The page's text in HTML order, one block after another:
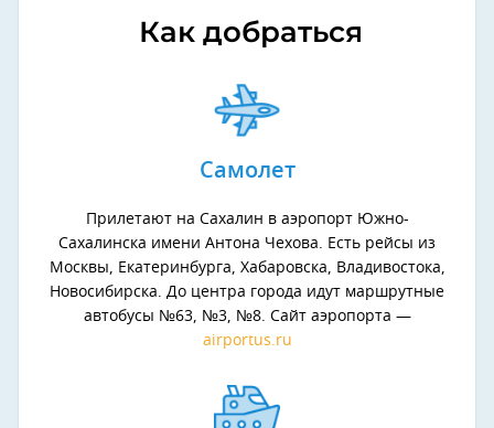
Как добраться
Самолет
Прилетают на Сахалин в аэропорт Южно-
Сахалинска имени Антона Чехова. Есть рейсы из
Москвы, Екатеринбурга, Хабаровска, Владивостока,
Новосибирска. До центра города идут маршрутные
автобусы №63, №3, №8. Сайт аэропорта —
airportus.ru